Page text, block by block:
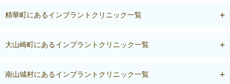
精華町にあるインプラントクリニック一覧
大山崎町にあるインプラントクリニック一覧
南山城村にあるインプラントクリニック一覧